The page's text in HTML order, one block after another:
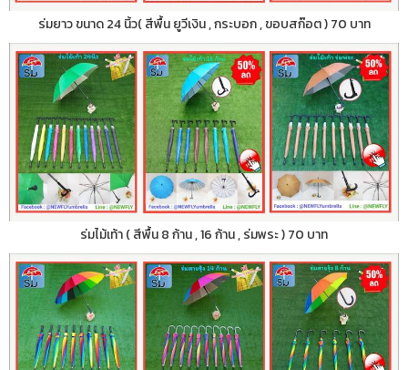
ร่มยาว ขนาด 24 นิ้ว( สีพื้น ยูวีเงิน , กระบอก , ขอบสก๊อต ) 70 บาท
ร่มไม้เท้า ( สีพื้น 8 ก้าน , 16 ก้าน , ร่มพระ ) 70 บาท